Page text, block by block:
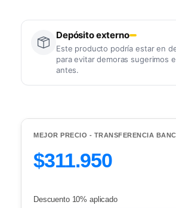
Depósito externo
Este producto podría estar en
para evitar demoras sugerimos
antes.
MEJOR PRECIO - TRANSFERENCIA
$311.950
Descuento 10% aplicado